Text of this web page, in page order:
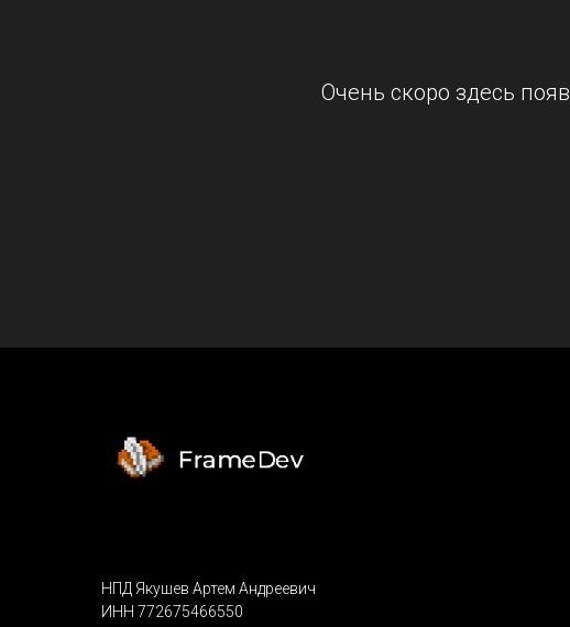
Очень скоро здесь
НПД Якушев Артем Андреевич
ИНН 772675466550